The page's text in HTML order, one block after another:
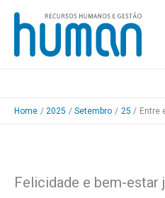
Skip
content
Home 2025 Setembro 25 Entre
Felicidade e bem-estar